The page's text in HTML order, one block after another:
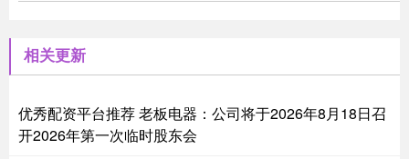
相关更新
优秀配资平台推荐 老板电器：公司将于2026年8月18日召
开2026年第一次临时股东会